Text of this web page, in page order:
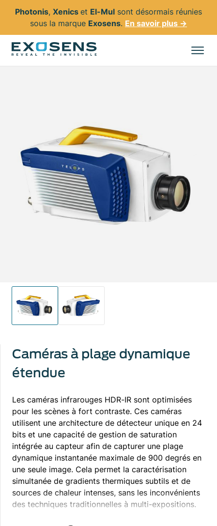
Aller
Photonis, Xenics et El-Mul sont désormais réunies
sous la marque Exosens. En savoir plus →
Tous les produits
Caméras à plage dynamique
étendue
Les caméras infrarouges HDR-IR sont optimisées
pour les scènes à fort contraste. Ces caméras
utilisent une architecture de détecteur unique en 24
bits et une capacité de gestion de saturation
intégrée au capteur afin de capturer une plage
dynamique instantanée maximale de 900 degrés en
une seule image. Cela permet la caractérisation
simultanée de gradients thermiques subtils et de
sources de chaleur intenses, sans les inconvénients
des techniques traditionnelles à multi-expositions.